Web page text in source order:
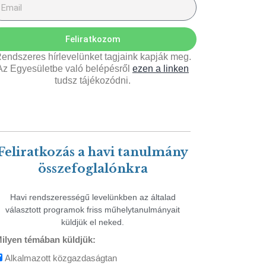
Feliratkozom
hírlevelünket tagjaink kapják meg.
Egyesületbe való belépésről ezen a linken
tudsz tájékozódni.
a havi tanulmány
összefoglalónkra
Havi rendszerességű levelünkben az általad
választott programok friss műhelytanulmányait
küldjük el neked.
témában küldjük:
Alkalmazott közgazdaságtan